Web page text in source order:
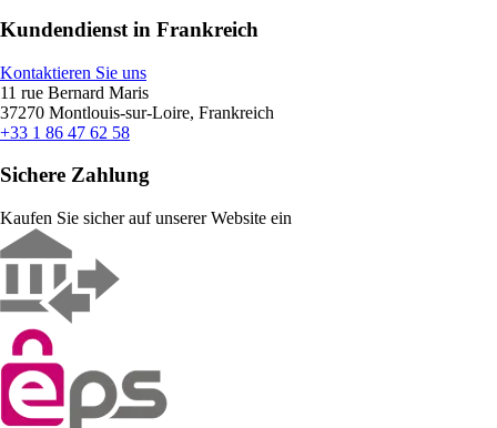
Kundendienst in Frankreich
Kontaktieren Sie uns
11 rue Bernard Maris
37270 Montlouis-sur-Loire, Frankreich
+33 1 86 47 62 58
Sichere Zahlung
Kaufen Sie sicher auf unserer Website ein